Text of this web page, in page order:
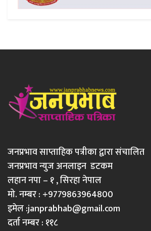
जनप्रभाव साप्ताहिक पत्रीका द्वारा संचालित
जनप्रभाव न्युज अनलाइन डटकम
लहान नपा – १ , सिरहा नेपाल
मो. नम्बर : +9779863964800
इमेल :janprabhab@gmail.com
दर्ता नम्बर : ११८